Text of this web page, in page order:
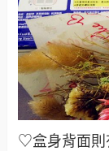
♡盒身背面則